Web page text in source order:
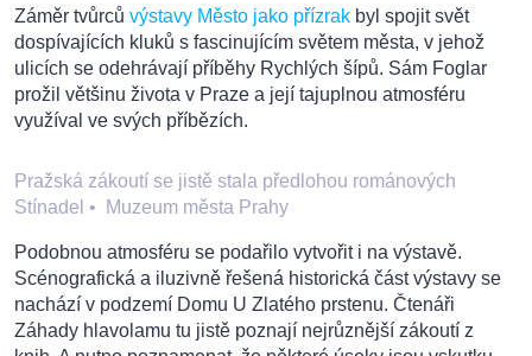
Záměr tvůrců výstavy Město jako přízrak byl spojit svět
dospívajících kluků s fascinujícím světem města, v jehož
ulicích se odehrávají příběhy Rychlých šípů. Sám Foglar
prožil většinu života v Praze a její tajuplnou atmosféru
využíval ve svých příbězích.
Pražská zákoutí se jistě stala předlohou románových
Stínadel • Muzeum města Prahy
Podobnou atmosféru se podařilo vytvořit i na výstavě.
Scénografická a iluzivně řešená historická část výstavy se
nachází v podzemí Domu U Zlatého prstenu. Čtenáři
Záhady hlavolamu tu jistě poznají nejrůznější zákoutí z